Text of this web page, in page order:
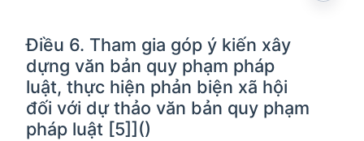
Điều 6. Tham gia góp ý kiến xây
dựng văn bản quy phạm pháp
luật, thực hiện phản biện xã hội
đối với dự thảo văn bản quy phạm
pháp luật [5]]()